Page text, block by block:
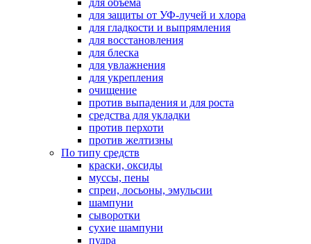
для объема
для защиты от УФ-лучей и хлора
для гладкости и выпрямления
для восстановления
для блеска
для увлажнения
для укрепления
очищение
против выпадения и для роста
средства для укладки
против перхоти
против желтизны
По типу средств
краски, оксиды
муссы, пены
спреи, лосьоны, эмульсии
шампуни
сыворотки
сухие шампуни
пудра